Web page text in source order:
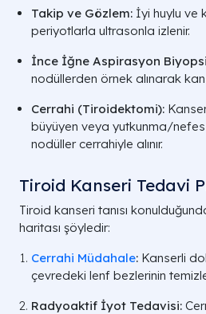
Takip ve Gözlem: İyi huylu ve
periyotlarla ultrasonla izlenir.
İnce İğne Aspirasyon
nodüllerden örnek alınarak
Cerrahi (Tiroidektomi):
büyüyen veya yutkunma/
nodüller cerrahiyle alınır.
Tiroid Kanseri Tedavi
Tiroid kanseri tanısı
haritası şöyledir:
Cerrahi Müdahale: Kanserli
çevredeki lenf bezlerinin
Radyoaktif İyot Tedavisi: